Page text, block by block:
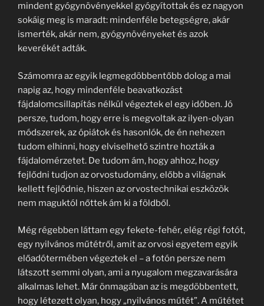
mindent gyógynövényekkel gyógyítottak és ez nagyon
sokáig meg is maradt: mindenféle betegségre, akár
ismerték, akár nem, gyógynövényeket és azok
keverékét adták.
Számomra az egyik legmegdöbbentőbb dolog a mai
napig az, hogy mindenféle beavatkozást
fájdalomcsillapítás nélkül végeztek el egy időben. Jó
persze, tudom, hogy erre is megvoltak az ilyen-olyan
módszerek, az ópiátok és hasonlók, de én nehezen
tudom elhinni, hogy elviselhető szintre hozták a
fájdalomérzetet. De tudom ám, hogy ahhoz, hogy
fejlődni tudjon az orvostudomány, előbb a világnak
kellett fejlődnie, hiszen az orvostechnikai eszközök
nem maguktól nőttek ám ki a földből.
Még régebben láttam egy fekete-fehér, elég régi fotót,
egy nyilvános műtétről, amit az orvosi egyetem egyik
előadótermében végeztek el – a fotón persze nem
látszott semmi olyan, ami a nyugalom megzavarására
alkalmas lehet. Már önmagában az is megdöbbentett,
hogy létezett olyan, hogy „nyilvános műtét”. A műtétet